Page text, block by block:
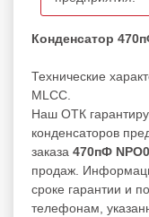
Конденсатор
Технические
MLCC.
Наш ОТК
конденсаторов
заказа 470пФ
продаж.
сроке гарантии и
телефонам,